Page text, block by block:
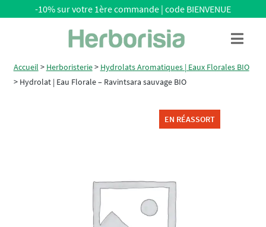
navigation
-10% sur votre 1ère commande | code BIENVENUE
Menu
Accueil > Herboristerie> Hydrolats Aromatiques | Eaux Florales BIO
> Hydrolat | Eau Florale – Ravintsara sauvage BIO
EN RÉASSORT